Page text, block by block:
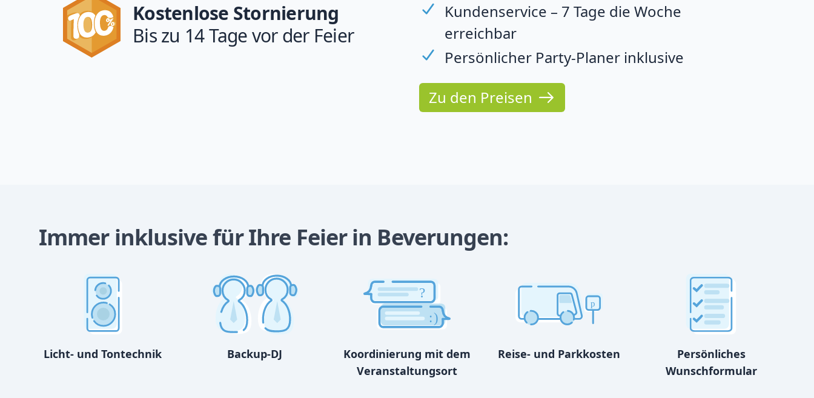
Kostenlose Stornierung
Bis zu 14 Tage vor der Feier
Kundenservice – 7 Tage die Woche
erreichbar
Persönlicher Party-Planer inklusive
Zu den Preisen
Immer inklusive für Ihre Feier in Beverungen:
Licht- und Tontechnik Backup-DJ
?
:)
Koordinierung mit dem
Veranstaltungsort
p
Reise- und Parkkosten
Persönliches
Wunschformular